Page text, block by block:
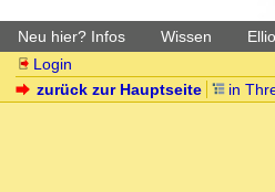
Neu hier? Infos Wissen
Login
zurück zur Hauptseite
in